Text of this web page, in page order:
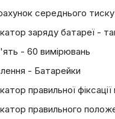
середнього
заряду батареї -
- 60 вимірювань
- Батарейки
правильної
правильного